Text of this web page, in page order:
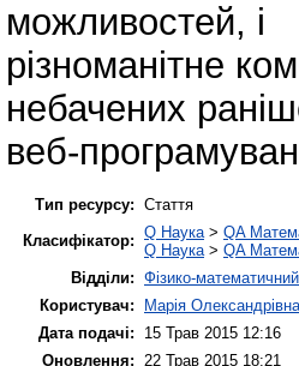
можливостей, і
різноманітне
небачених
веб-
Тип ресурсу: Стаття
Класифікатор: Q Наука > QA
Q Наука > QA
Відділи: Фізико-
Користувач:
Марія
Дата подачі:
15 Трав 2015 12:16
Оновлення:
22 Трав 2015 18:21